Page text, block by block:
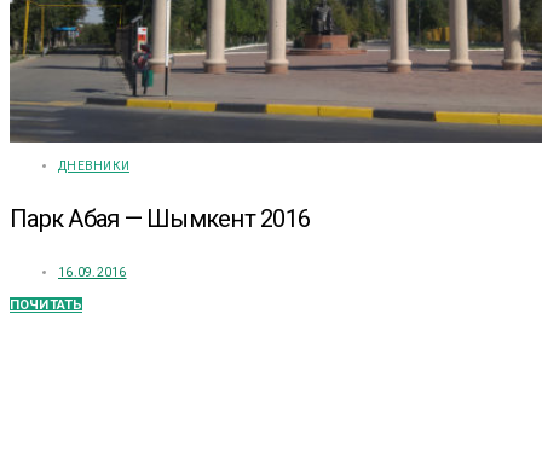
ДНЕВНИКИ
Парк Абая — Шымкент 2016
16.09.2016
ПОЧИТАТЬ